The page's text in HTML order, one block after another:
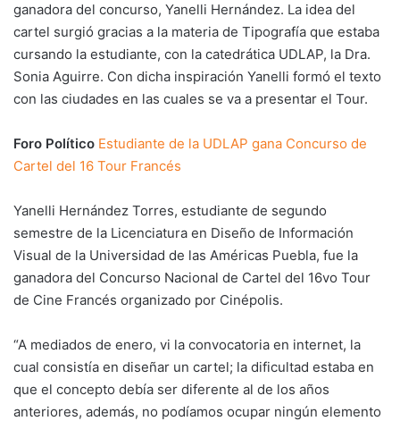
ganadora del concurso, Yanelli Hernández. La idea del
cartel surgió gracias a la materia de Tipografía que estaba
cursando la estudiante, con la catedrática UDLAP, la Dra.
Sonia Aguirre. Con dicha inspiración Yanelli formó el texto
con las ciudades en las cuales se va a presentar el Tour.
Foro Político Estudiante de la UDLAP gana Concurso de
Cartel del 16 Tour Francés
Yanelli Hernández Torres, estudiante de segundo
semestre de la Licenciatura en Diseño de Información
Visual de la Universidad de las Américas Puebla, fue la
ganadora del Concurso Nacional de Cartel del 16vo Tour
de Cine Francés organizado por Cinépolis.
“A mediados de enero, vi la convocatoria en internet, la
cual consistía en diseñar un cartel; la dificultad estaba en
que el concepto debía ser diferente al de los años
anteriores, además, no podíamos ocupar ningún elemento